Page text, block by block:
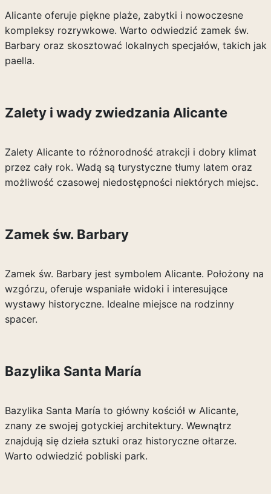
Alicante oferuje piękne plaże, zabytki i nowoczesne
kompleksy rozrywkowe. Warto odwiedzić zamek św.
Barbary oraz skosztować lokalnych specjałów, takich jak
paella.
Zalety i wady zwiedzania Alicante
Zalety Alicante to różnorodność atrakcji i dobry klimat
przez cały rok. Wadą są turystyczne tłumy latem oraz
możliwość czasowej niedostępności niektórych miejsc.
Zamek św. Barbary
Zamek św. Barbary jest symbolem Alicante. Położony na
wzgórzu, oferuje wspaniałe widoki i interesujące
wystawy historyczne. Idealne miejsce na rodzinny
spacer.
Bazylika Santa María
Bazylika Santa María to główny kościół w Alicante,
znany ze swojej gotyckiej architektury. Wewnątrz
znajdują się dzieła sztuki oraz historyczne ołtarze.
Warto odwiedzić pobliski park.